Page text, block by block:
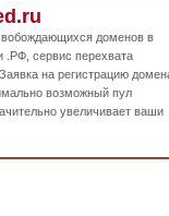
доменов в
.РФ, сервис перехвата
на регистрацию
возможный пул
увеличивает ваши